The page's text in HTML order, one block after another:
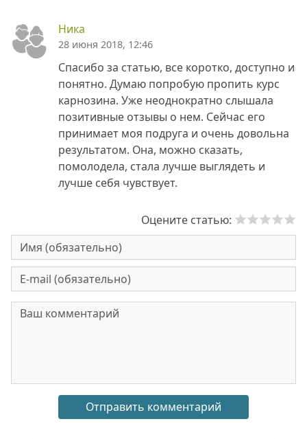
Ника
28 июня 2018, 12:46
Спасибо за статью, все коротко, доступно и
понятно. Думаю попробую пропить курс
карнозина. Уже неоднократно слышала
позитивные отзывы о нем. Сейчас его
принимает моя подруга и очень довольна
результатом. Она, можно сказать,
помолодела, стала лучше выглядеть и
лучше себя чувствует.
Оцените статью: